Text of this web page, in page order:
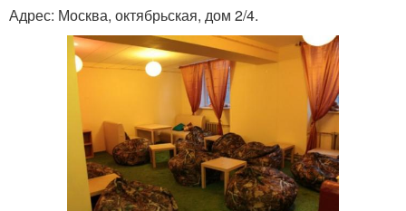
Адрес: Москва, октябрьская, дом 2/4.